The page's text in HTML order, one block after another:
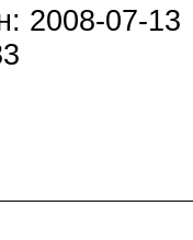
2008-07-13